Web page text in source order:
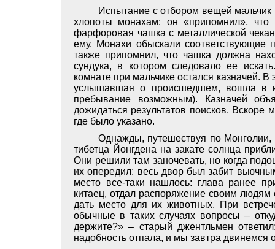
Испытание с отбором вещей
хлопоты монахам: он «припомнил»,
фарфоровая чашка с металлической
ему. Монахи обыскали
также припомнил, что чашка должна
сундука, в котором следовало ее
комнате при мальчике остался казначей.
услышавшая о происшедшем, вошла в
пребывание возможным). Казначей
дожидаться результатов поисков.
где было указано.
Однажды, путешествуя по
тибетца Йонгдена на закате солнца
Они решили там заночевать, но когда
их опередил: весь двор был забит
место все-таки нашлось: глава ранее
китаец, отдал распоряжение своим
дать место для их животных. При
обычные в таких случаях вопросы –
держите?» – старый джентльмен
надобность отпала, и мы завтра двинемся